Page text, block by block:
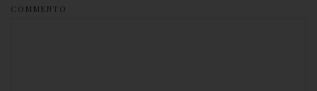
COMMENTO